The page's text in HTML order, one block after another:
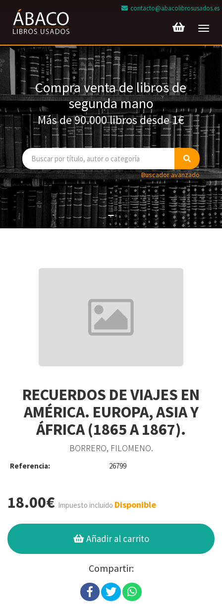
contacto@abacolibrosusados.es
Compra venta de libros de
segunda mano
Más de 90.000 libros desde 1€
Buscador avanzado
RECUERDOS DE VIAJES EN
AMÉRICA. EUROPA, ASIA Y
ÁFRICA (1865 A 1867).
BORRERO, FILOMENO.
Referencia: 26799
18.00€ Impuesto incluido Disponible
Añadir al carrito
Compartir: